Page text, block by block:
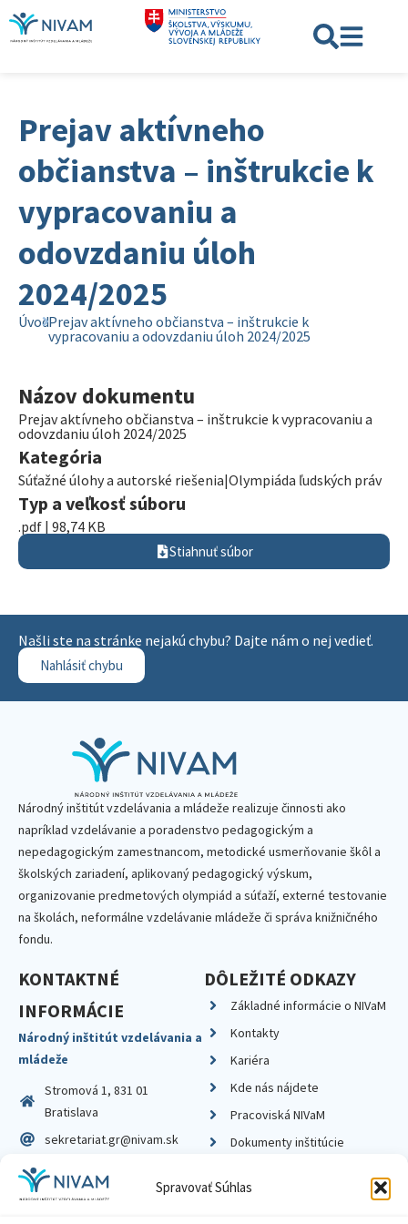
Spravovať Súhlas
Prejav aktívneho
občianstva – inštrukcie k
vypracovaniu a
odovzdaniu úloh
2024/2025
ÚvodPrejav aktívneho občianstva – inštrukcie k
vypracovaniu a odovzdaniu úloh 2024/2025
Názov dokumentu
Prejav aktívneho občianstva – inštrukcie k vypracovaniu a
odovzdaniu úloh 2024/2025
Kategória
Súťažné úlohy a autorské riešenia|Olympiáda ľudských práv
Typ a veľkosť súboru
.pdf | 98,74 KB
Stiahnuť súbor
Našli ste na stránke nejakú chybu? Dajte nám o nej vedieť.
Nahlásiť chybu
Národný inštitút vzdelávania a mládeže realizuje činnosti ako
napríklad vzdelávanie a poradenstvo pedagogickým a
nepedagogickým zamestnancom, metodické usmerňovanie škôl a
školských zariadení, aplikovaný pedagogický výskum,
organizovanie predmetových olympiád a súťaží, externé testovanie
na školách, neformálne vzdelávanie mládeže či správa knižničného
fondu.
KONTAKTNÉ
INFORMÁCIE
Národný inštitút vzdelávania a
mládeže
Stromová 1, 831 01
Bratislava
sekretariat.gr@nivam.sk
IČO: 00164348
DIČ: 2020798714
DÔLEŽITÉ ODKAZY
Základné informácie o NIVaM
Kontakty
Kariéra
Kde nás nájdete
Pracoviská NIVaM
Dokumenty inštitúcie